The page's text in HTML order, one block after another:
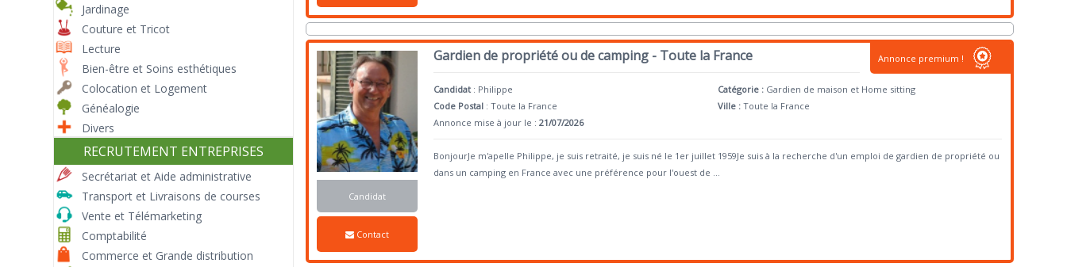
Candidat
Contact
Gardien de propriété ou de camping - Toute la France
Candidat : Philippe
Code Postal : Toute la France
Annonce mise à jour le :21/07/2026
Catégorie : Gardien de maison et Home sitting
Ville :Toute la France
BonjourJe m'apelle Philippe, je suis retraité, je suis né le 1er juillet 1959Je suis à la recherche d'un emploi de gardien de propriété ou
dans un camping en France avec une préférence pour l'ouest de
Annonce premium !
Jardinage
Couture et Tricot
Lecture
Bien-être et Soins esthétiques
Colocation et Logement
Généalogie
Divers
RECRUTEMENT ENTREPRISES
Secrétariat et Aide administrative
Transport et Livraisons de courses
Vente et Télémarketing
Comptabilité
Commerce et Grande distribution